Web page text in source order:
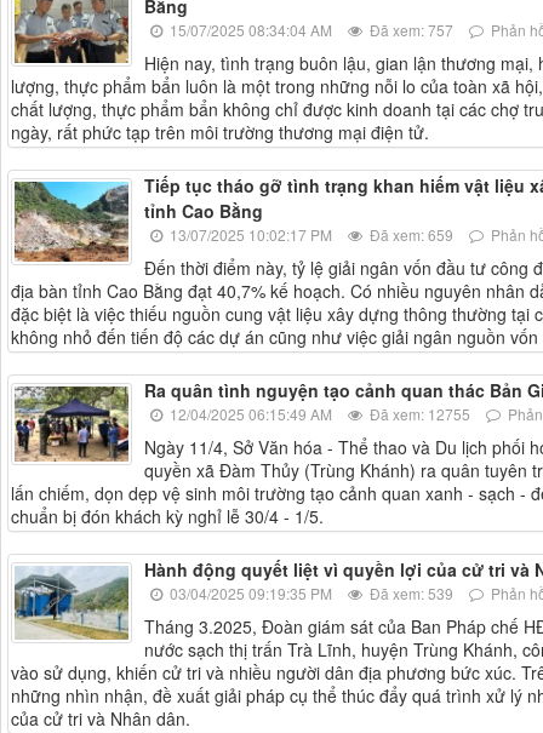
Bằng
15/07/2025 08:34:04 AM Đã xem: 757 Phản
Hiện nay, tình trạng buôn lậu, gian lận thương
lượng, thực phẩm bẩn luôn là một trong những nỗi lo của toàn xã
chất lượng, thực phẩm bẩn không chỉ được kinh doanh tại các chợ
ngày, rất phức tạp trên môi trường thương mại điện tử.
Tiếp tục tháo gỡ tình trạng khan hiếm vật liệu
tỉnh Cao Bằng
13/07/2025 10:02:17 PM Đã xem: 659 Phản
Đến thời điểm này, tỷ lệ giải ngân vốn đầu tư công
địa bàn tỉnh Cao Bằng đạt 40,7% kế hoạch. Có nhiều nguyên nhân
đặc biệt là việc thiếu nguồn cung vật liệu xây dựng thông thường tại
không nhỏ đến tiến độ các dự án cũng như việc giải ngân nguồn
Ra quân tình nguyện tạo cảnh quan thác Bản
12/04/2025 06:15:49 AM Đã xem: 12755
Ngày 11/4, Sở Văn hóa - Thể thao và Du lịch phối
quyền xã Đàm Thủy (Trùng Khánh) ra quân tuyên
lấn chiếm, dọn dẹp vệ sinh môi trường tạo cảnh quan xanh - sạch -
chuẩn bị đón khách kỳ nghỉ lễ 30/4 - 1/5.
Hành động quyết liệt vì quyền lợi của cử tri và
03/04/2025 09:19:35 PM Đã xem: 539 Phản
Tháng 3.2025, Đoàn giám sát của Ban Pháp chế
nước sạch thị trấn Trà Lĩnh, huyện Trùng Khánh,
vào sử dụng, khiến cử tri và nhiều người dân địa phương bức xúc.
những nhìn nhận, đề xuất giải pháp cụ thể thúc đẩy quá trình xử lý
của cử tri và Nhân dân.